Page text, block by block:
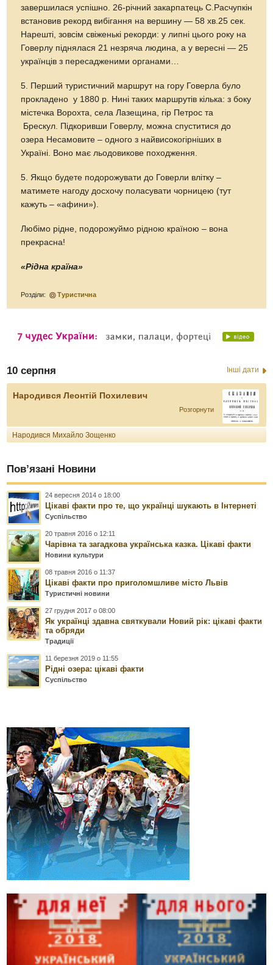
завершилася успішно. 26-річний закарпатець С.Расчупкін
встановив рекорд вибігання на вершину — 58 хв.25 сек.
Нарешті, зовсім свіженькі рекорди: у липні цього року на
Говерлу піднялася 21 незряча людина, а у вересні — 25
українців з пересадженими органами…
5. Перший туристичний маршрут на гору Говерла було
прокладено у 1880 р. Нині таких маршрутів кілька: з боку
містечка Ворохта, села Лазещина, гір Петрос та
Брескул. Підкоривши Говерлу, можна спуститися до
озера Несамовите – одного з найвисокогірніших в
Україні. Воно має льодовикове походження.
5. Якщо будете подорожувати до Говерли влітку –
матимете нагоду досхочу поласувати чорницею (тут
кажуть – «афини»).
Любімо рідне, подорожуймо рідною країною – вона
прекрасна!
«Рідна країна»
Розділи: Туристична
10 серпня Інші дати
Народився Леонтій Похилевич
Розгорнути
Народився Михайло Зощенко
Пов’язані Новини
24 вересня 2014 о 18:00
Цікаві факти про те, що українці шукають в Інтернеті
Суспільство
20 травня 2016 о 12:11
Чарівна та загадкова українська казка. Цікаві факти
Новини культури
08 травня 2016 о 11:37
Цікаві факти про приголомшливе місто Львів
Туристичні новини
27 грудня 2017 о 08:00
Як українці здавна святкували Новий рік: цікаві факти
та обряди
Традиції
11 березня 2019 о 11:55
Рідні озера: цікаві факти
Суспільство